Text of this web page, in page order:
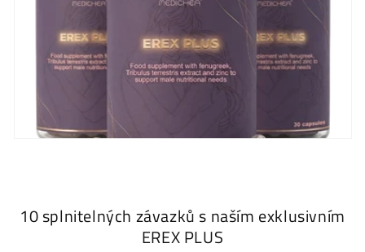
10 splnitelných závazků s naším exklusivním
EREX PLUS